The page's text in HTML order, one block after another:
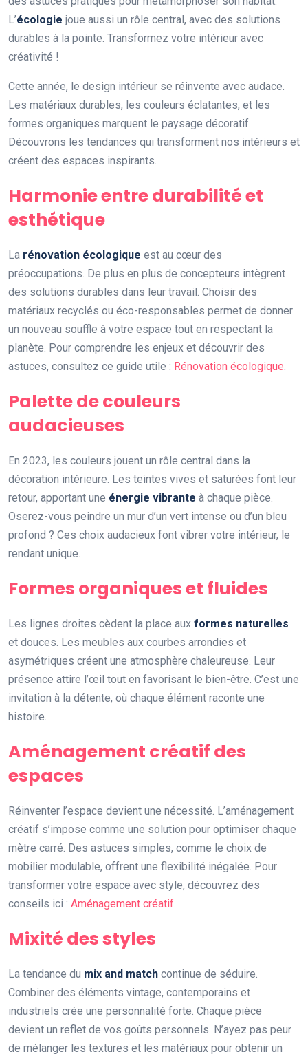
L’écologie joue aussi un rôle central, avec des solutions
durables à la pointe. Transformez votre intérieur avec
créativité !
Cette année, le design intérieur se réinvente avec audace.
Les matériaux durables, les couleurs éclatantes, et les
formes organiques marquent le paysage décoratif.
Découvrons les tendances qui transforment nos intérieurs et
créent des espaces inspirants.
Harmonie entre durabilité et
esthétique
La rénovation écologique est au cœur des
préoccupations. De plus en plus de concepteurs intègrent
des solutions durables dans leur travail. Choisir des
matériaux recyclés ou éco-responsables permet de donner
un nouveau souffle à votre espace tout en respectant la
planète. Pour comprendre les enjeux et découvrir des
astuces, consultez ce guide utile : Rénovation écologique.
Palette de couleurs
audacieuses
En 2023, les couleurs jouent un rôle central dans la
décoration intérieure. Les teintes vives et saturées font leur
retour, apportant une énergie vibrante à chaque pièce.
Oserez-vous peindre un mur d’un vert intense ou d’un bleu
profond ? Ces choix audacieux font vibrer votre intérieur, le
rendant unique.
Formes organiques et fluides
Les lignes droites cèdent la place aux formes naturelles
et douces. Les meubles aux courbes arrondies et
asymétriques créent une atmosphère chaleureuse. Leur
présence attire l’œil tout en favorisant le bien-être. C’est une
invitation à la détente, où chaque élément raconte une
histoire.
Aménagement créatif des
espaces
Réinventer l’espace devient une nécessité. L’aménagement
créatif s’impose comme une solution pour optimiser chaque
mètre carré. Des astuces simples, comme le choix de
mobilier modulable, offrent une flexibilité inégalée. Pour
transformer votre espace avec style, découvrez des
conseils ici : Aménagement créatif.
Mixité des styles
La tendance du mix and match continue de séduire.
Combiner des éléments vintage, contemporains et
industriels crée une personnalité forte. Chaque pièce
devient un reflet de vos goûts personnels. N’ayez pas peur
de mélanger les textures et les matériaux pour obtenir un